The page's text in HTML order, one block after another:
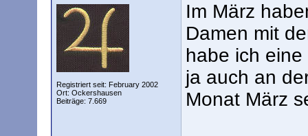
Registriert seit: February 2002
Ort: Ockershausen
Beiträge: 7.669
Im März
Damen mit
habe ich
ja auch an
Monat März